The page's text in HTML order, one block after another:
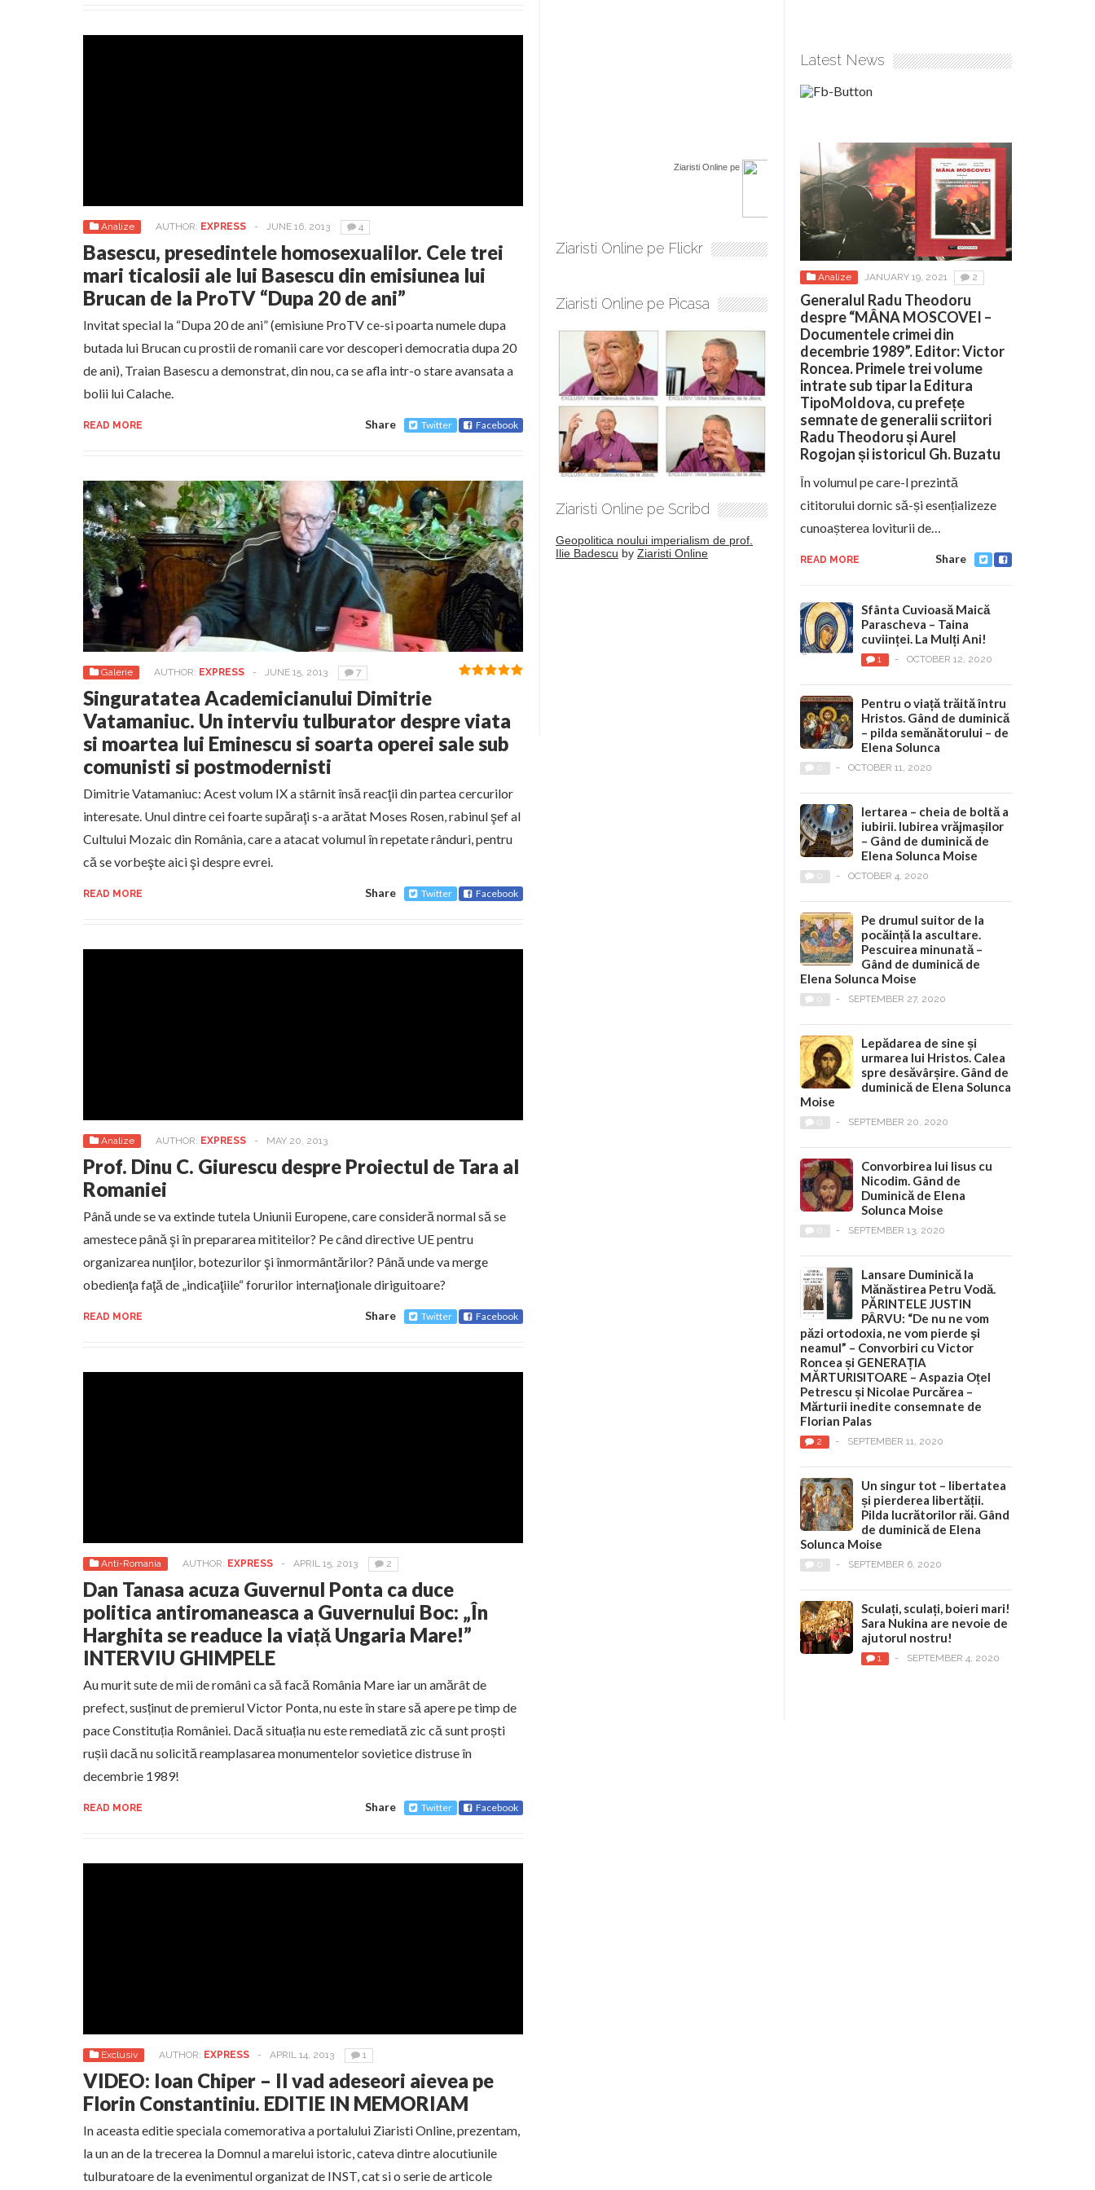
Analize AUTHOR: EXPRESS - JUNE 16, 2013 4
Basescu, presedintele homosexualilor. Cele trei
mari ticalosii ale lui Basescu din emisiunea lui
Brucan de la ProTV “Dupa 20 de ani”
Invitat special la “Dupa 20 de ani” (emisiune ProTV ce-si poarta numele dupa
butada lui Brucan cu prostii de romanii care vor descoperi democratia dupa 20
de ani), Traian Basescu a demonstrat, din nou, ca se afla intr-o stare avansata a
bolii lui Calache.
READ MORE Share Twitter Facebook
Galerie AUTHOR: EXPRESS - JUNE 15, 2013 7
Singuratatea Academicianului Dimitrie
Vatamaniuc. Un interviu tulburator despre viata
si moartea lui Eminescu si soarta operei sale sub
comunisti si postmodernisti
Dimitrie Vatamaniuc: Acest volum IX a stârnit însă reacţii din partea cercurilor
interesate. Unul dintre cei foarte supăraţi s-a arătat Moses Rosen, rabinul şef al
Cultului Mozaic din România, care a atacat volumul în repetate rânduri, pentru
că se vorbeşte aici şi despre evrei.
READ MORE Share Twitter Facebook
Analize AUTHOR: EXPRESS - MAY 20, 2013
Prof. Dinu C. Giurescu despre Proiectul de Tara al
Romaniei
Până unde se va extinde tutela Uniunii Europene, care consideră normal să se
amestece până şi în prepararea mititeilor? Pe când directive UE pentru
organizarea nunţilor, botezurilor şi înmormântărilor? Până unde va merge
obedienţa faţă de „indicaţiile“ forurilor internaţionale diriguitoare?
READ MORE Share Twitter Facebook
Anti-Romania AUTHOR: EXPRESS - APRIL 15, 2013 2
Dan Tanasa acuza Guvernul Ponta ca duce
politica antiromaneasca a Guvernului Boc: „În
Harghita se readuce la viață Ungaria Mare!”
INTERVIU GHIMPELE
Au murit sute de mii de români ca să facă România Mare iar un amărât de
prefect, susținut de premierul Victor Ponta, nu este în stare să apere pe timp de
pace Constituția României. Dacă situația nu este remediată zic că sunt proști
rușii dacă nu solicită reamplasarea monumentelor sovietice distruse în
decembrie 1989!
READ MORE Share Twitter Facebook
Exclusiv AUTHOR: EXPRESS - APRIL 14, 2013 1
VIDEO: Ioan Chiper – Il vad adeseori aievea pe
Florin Constantiniu. EDITIE IN MEMORIAM
In aceasta editie speciala comemorativa a portalului Ziaristi Online, prezentam,
la un an de la trecerea la Domnul a marelui istoric, cateva dintre alocutiunile
tulburatoare de la evenimentul organizat de INST, cat si o serie de articole
Ziaristi Online pe
Ziaristi Online pe Flickr
Ziaristi Online pe Picasa
Ziaristi Online pe Scribd
Geopolitica noului imperialism de prof.
Ilie Badescu by Ziaristi Online
Latest News
Analize JANUARY 19, 2021 2
Generalul Radu Theodoru
despre “MÂNA MOSCOVEI –
Documentele crimei din
decembrie 1989”. Editor: Victor
Roncea. Primele trei volume
intrate sub tipar la Editura
TipoMoldova, cu prefețe
semnate de generalii scriitori
Radu Theodoru și Aurel
Rogojan și istoricul Gh. Buzatu
În volumul pe care-l prezintă
cititorului dornic să-și esențializeze
cunoașterea loviturii de…
READ MORE Share
Sfânta Cuvioasă Maică
Parascheva – Taina
cuviinței. La Mulți Ani!
1 - OCTOBER 12, 2020
Pentru o viață trăită întru
Hristos. Gând de duminică
– pilda semănătorului – de
Elena Solunca
- OCTOBER 11, 2020
Iertarea – cheia de boltă a
iubirii. Iubirea vrăjmașilor
– Gând de duminică de
Elena Solunca Moise
- OCTOBER 4, 2020
Pe drumul suitor de la
pocăință la ascultare.
Pescuirea minunată –
Gând de duminică de
Elena Solunca Moise
- SEPTEMBER 27, 2020
Lepădarea de sine și
urmarea lui Hristos. Calea
spre desăvârșire. Gând de
duminică de Elena Solunca
Moise
- SEPTEMBER 20, 2020
Convorbirea lui Iisus cu
Nicodim. Gând de
Duminică de Elena
Solunca Moise
- SEPTEMBER 13, 2020
Lansare Duminică la
Mănăstirea Petru Vodă.
PĂRINTELE JUSTIN
PÂRVU: “De nu ne vom
păzi ortodoxia, ne vom pierde şi
neamul” – Convorbiri cu Victor
Roncea și GENERAȚIA
MĂRTURISITOARE – Aspazia Oțel
Petrescu și Nicolae Purcărea –
Mărturii inedite consemnate de
Florian Palas
2 - SEPTEMBER 11, 2020
Un singur tot – libertatea
și pierderea libertății.
Pilda lucrătorilor răi. Gând
de duminică de Elena
Solunca Moise
- SEPTEMBER 6, 2020
Sculați, sculați, boieri mari!
Sara Nukina are nevoie de
ajutorul nostru!
1 - SEPTEMBER 4, 2020